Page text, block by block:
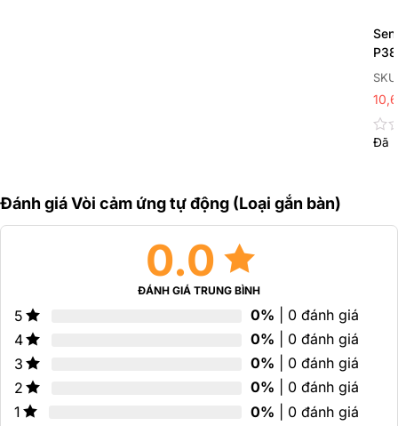
Đã
Đánh giá Vòi cảm ứng tự động (Loại gắn bàn)
0.0
ĐÁNH GIÁ TRUNG BÌNH
5 0% | 0 đánh giá
4
0% | 0 đánh giá
3
0% | 0 đánh giá
2
0% | 0 đánh giá
1
0% | 0 đánh giá